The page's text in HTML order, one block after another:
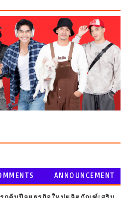
ANNOUNCEMENT